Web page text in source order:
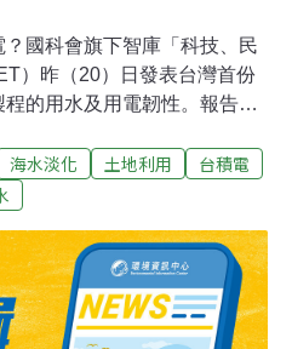
？國科會旗下智庫「科技、民
）昨（20）日發表台灣首份
的用水及用電韌性。報告推
6%狀況；用水方面，半導體
、高雄，未來都將出現用水
裡的大象」 暖化還將抵銷節
變遷與基礎設施韌性：台灣
分析報告」，為國內首度盤
電及相應基礎設施韌性，由
海水淡化 土地利用
台積電